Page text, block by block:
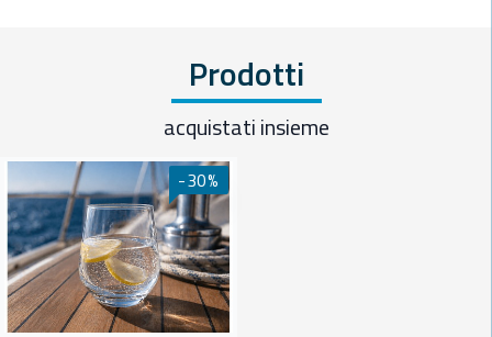
Prodotti
acquistati insieme
-30%